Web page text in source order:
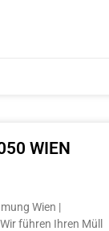
WIEN
Wien |
führen Ihren Müll